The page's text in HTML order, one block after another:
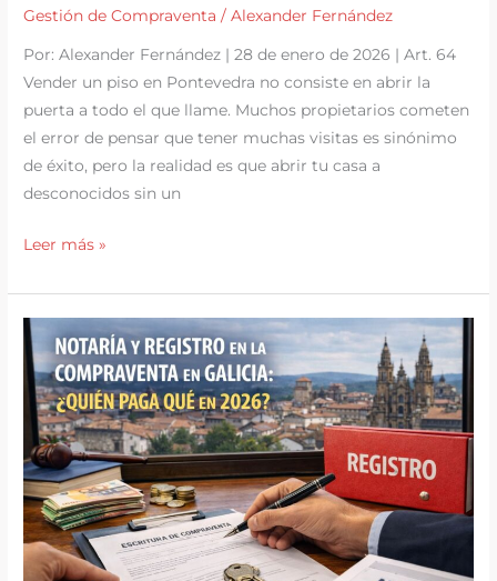
Gestión de Compraventa /Alexander Fernández
Por: Alexander Fernández | 28 de enero de 2026 | Art. 64
Vender un piso en Pontevedra no consiste en abrir la
puerta a todo el que llame. Muchos propietarios cometen
el error de pensar que tener muchas visitas es sinónimo
de éxito, pero la realidad es que abrir tu casa a
desconocidos sin un
Filtro
compradores
inmobiliarios:
Evita
el
«turismo»
en
tu
casa
Leer más »